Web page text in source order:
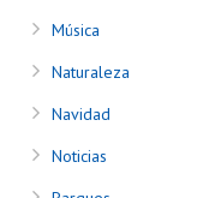
Música
Naturaleza
Navidad
Noticias